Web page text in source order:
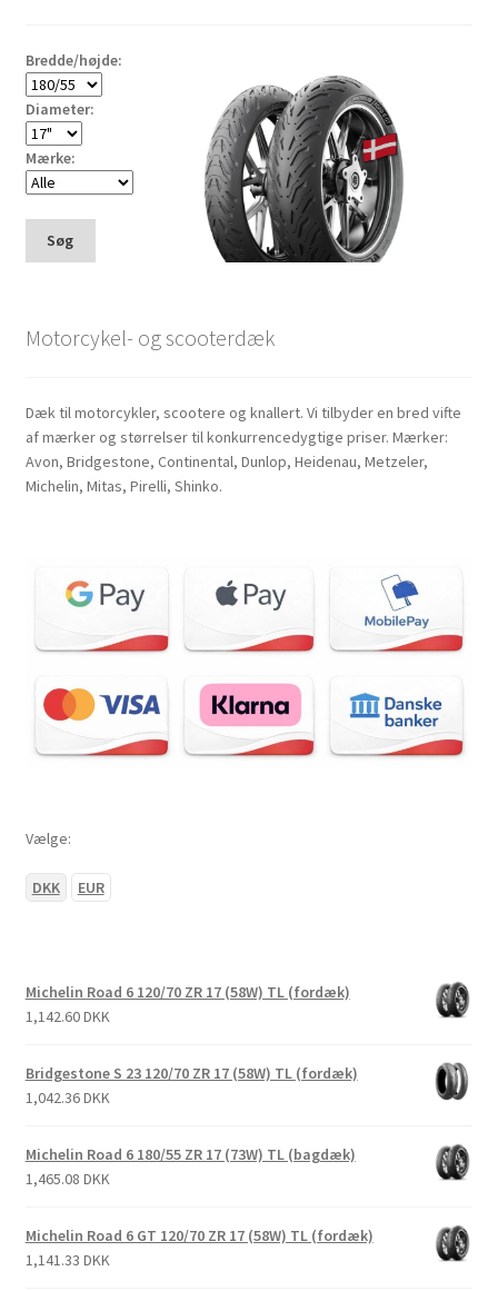
Bredde/højde:
Diameter:
Mærke:
Søg
Motorcykel- og scooterdæk
Dæk til motorcykler, scootere og knallert. Vi tilbyder en bred vifte
af mærker og størrelser til konkurrencedygtige priser. Mærker:
Avon, Bridgestone, Continental, Dunlop, Heidenau, Metzeler,
Michelin, Mitas, Pirelli, Shinko.
Vælge:
DKK EUR
Michelin Road 6 120/70 ZR 17 (58W) TL (fordæk)
1,142.60 DKK
Bridgestone S 23 120/70 ZR 17 (58W) TL (fordæk)
1,042.36 DKK
Michelin Road 6 180/55 ZR 17 (73W) TL (bagdæk)
1,465.08 DKK
Michelin Road 6 GT 120/70 ZR 17 (58W) TL (fordæk)
1,141.33 DKK